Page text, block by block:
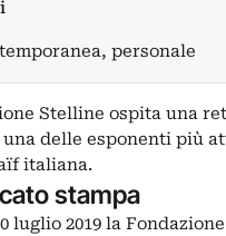
personale
Stelline ospita una
delle esponenti più
italiana.
stampa
luglio 2019 la